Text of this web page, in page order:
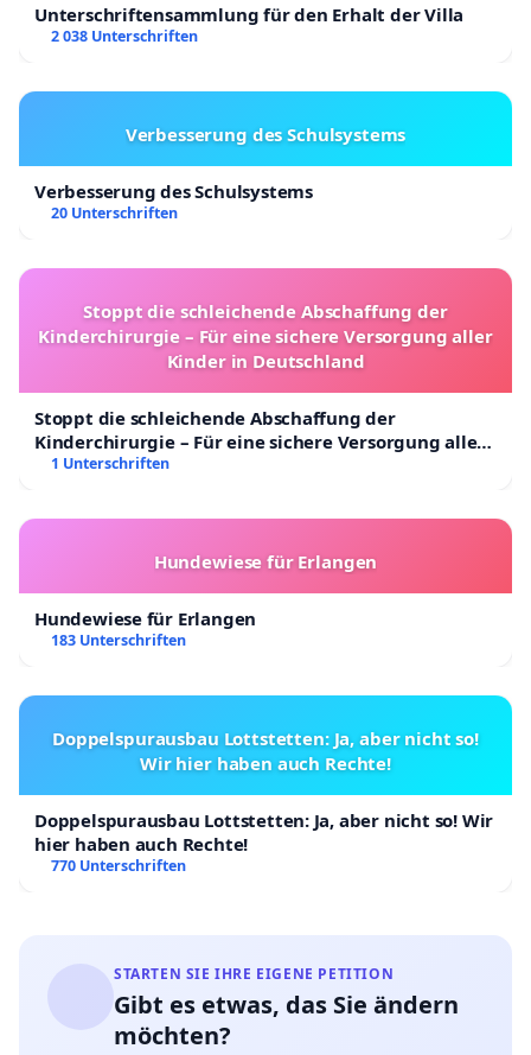
Unterschriftensammlung für den Erhalt der Villa
2 038 Unterschriften
Verbesserung des Schulsystems
Verbesserung des Schulsystems
20 Unterschriften
Stoppt die schleichende Abschaffung der
Kinderchirurgie – Für eine sichere Versorgung aller
Kinder in Deutschland
Stoppt die schleichende Abschaffung der
Kinderchirurgie – Für eine sichere Versorgung aller
Kinder in Deutschland
1 Unterschriften
Hundewiese für Erlangen
Hundewiese für Erlangen
183 Unterschriften
Doppelspurausbau Lottstetten: Ja, aber nicht so!
Wir hier haben auch Rechte!
Doppelspurausbau Lottstetten: Ja, aber nicht so! Wir
hier haben auch Rechte!
770 Unterschriften
STARTEN SIE IHRE EIGENE PETITION
Gibt es etwas, das Sie ändern
möchten?